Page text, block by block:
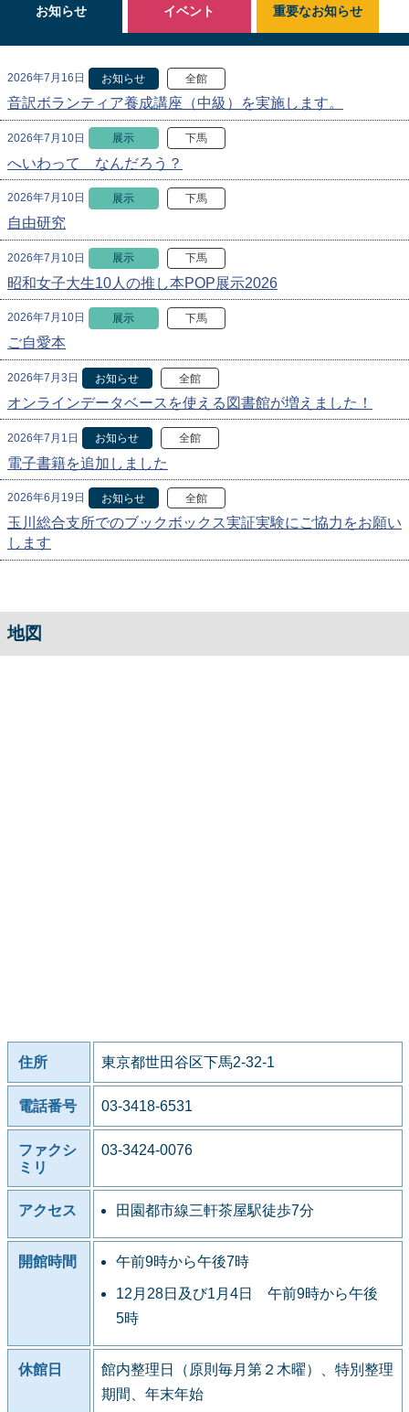
お知らせ
2026年7月16日 お知らせ 全館
音訳ボランティア養成講座（中級）を実施します。
2026年7月10日 展示 下馬
へいわって なんだろう？
2026年7月10日 展示 下馬
自由研究
2026年7月10日 展示 下馬
昭和女子大生10人の推し本POP展示2026
2026年7月10日 展示 下馬
ご自愛本
2026年7月3日 お知らせ 全館
オンラインデータベースを使える図書館が増えました！
2026年7月1日 お知らせ 全館
電子書籍を追加しました
2026年6月19日 お知らせ 全館
玉川総合支所でのブックボックス実証実験にご協力をお願い
します
イベント 重要なお知らせ
地図
住所 東京都世田谷区下馬2-32-1
電話番号 03-3418-6531
ファクシ
ミリ
03-3424-0076
アクセス 田園都市線三軒茶屋駅徒歩7分
開館時間 午前9時から午後7時
12月28日及び1月4日 午前9時から午後
5時
休館日
館内整理日（原則毎月第２木曜）、特別整理
期間、年末年始